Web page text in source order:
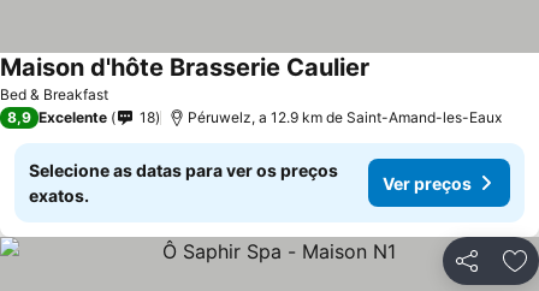
Bed & Breakfast
Maison d'hôte Brasserie Caulier
8,9 Excelente 18 Péruwelz, a 12.9 km de Saint-Amand-les-Eaux
Selecione as datas para ver os preços
exatos.
Ver preços
Partilhar